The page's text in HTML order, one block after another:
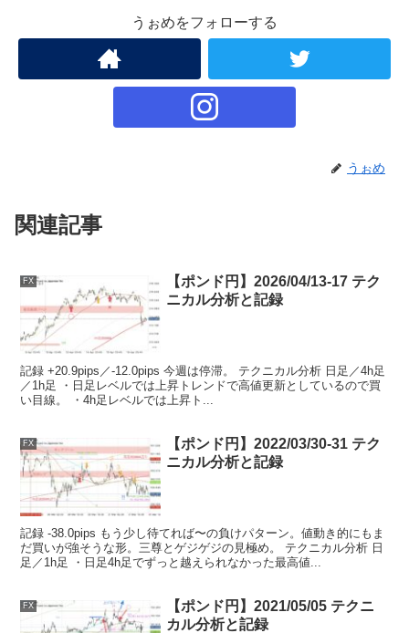
うぉめをフォローする
うぉめ
関連記事
FX
【ポンド円】2026/04/13-17 テク
ニカル分析と記録
記録 +20.9pips／-12.0pips 今週は停滞。 テクニカル分析 日足／4h足
／1h足 ・日足レベルでは上昇トレンドで高値更新としているので買
い目線。 ・4h足レベルでは上昇ト...
FX
【ポンド円】2022/03/30-31 テク
ニカル分析と記録
記録 -38.0pips もう少し待てれば〜の負けパターン。値動き的にもま
だ買いが強そうな形。三尊とゲジゲジの見極め。 テクニカル分析 日
足／1h足 ・日足4h足でずっと越えられなかった最高値...
FX
【ポンド円】2021/05/05 テクニ
カル分析と記録